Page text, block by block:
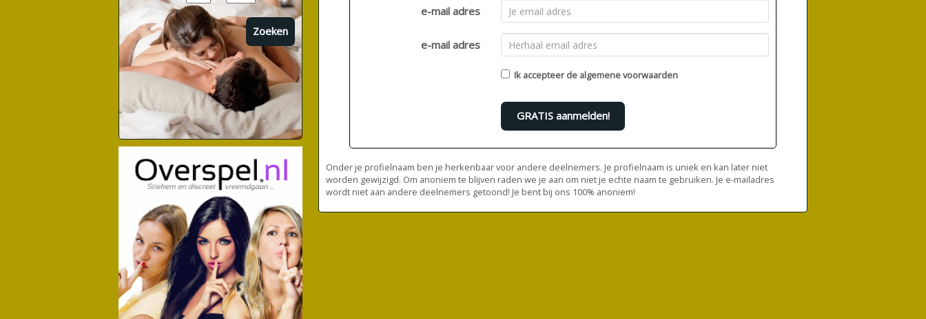
e-mail adres
e-mail adres
Ik accepteer de algemene voorwaarden
GRATIS aanmelden!
Onder je profielnaam ben je herkenbaar voor andere deelnemers. Je profielnaam is uniek en kan later niet
worden gewijzigd. Om anoniem te blijven raden we je aan om niet je echte naam te gebruiken. Je e-mailadres
wordt niet aan andere deelnemers getoond! Je bent bij ons 100% anoniem!
Zoeken